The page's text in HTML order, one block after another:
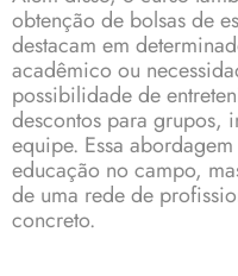
obtenção de bolsas de
destacam em
acadêmico ou
possibilidade de
descontos para grupos,
equipe. Essa
educação no campo,
de uma rede de
concreto.